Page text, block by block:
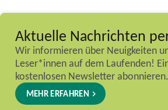
Aktuelle Nachrichten
Wir informieren über Neuigkeiten
Leser*innen auf dem Laufenden!
kostenlosen Newsletter abonnieren.
MEHR ERFAHREN